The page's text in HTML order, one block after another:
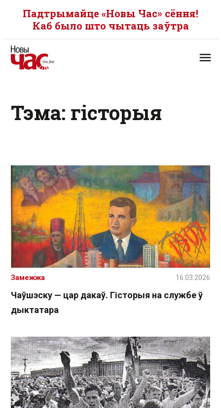
Падтрымайце «Новы Час» сёння!
Каб было што чытаць заўтра
Тэма: гісторыя
Чаўшэску — цар дакаў. Гісторыя на службе ў
дыктатара
Замежжа 16.03.2026